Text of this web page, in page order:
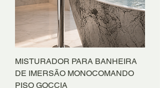
MISTURADOR PARA BANHEIRA
DE IMERSÃO MONOCOMANDO
PISO GOCCIA